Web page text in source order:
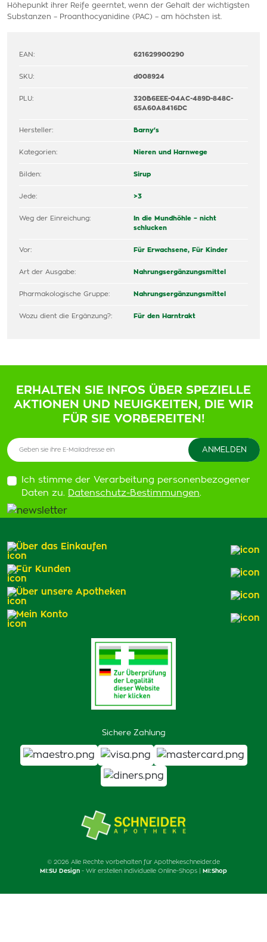
Höhepunkt ihrer Reife geerntet, wenn der Gehalt der wichtigsten
Substanzen – Proanthocyanidine (PAC) – am höchsten ist.
EAN: 621629900290
SKU: d008924
PLU:
320B6EEE-04AC-489D-848C-
65A60A8416DC
Hersteller: Barny's
Kategorien: Nieren und Harnwege
Bilden: Sirup
Jede: >3
Weg der Einreichung:
In die Mundhöhle – nicht
schlucken
Vor: Für Erwachsene, Für Kinder
Art der Ausgabe: Nahrungsergänzungsmittel
Pharmakologische Gruppe: Nahrungsergänzungsmittel
Wozu dient die Ergänzung?: Für den Harntrakt
ERHALTEN SIE INFOS ÜBER SPEZIELLE
AKTIONEN UND NEUIGKEITEN, DIE WIR
FÜR SIE VORBEREITEN!
Ich stimme der Verarbeitung personenbezogener
Daten zu. Datenschutz-Bestimmungen.
Sichere Zahlung
Über das Einkaufen
Für Kunden
Über unsere Apotheken
Mein Konto
© 2026 Alle Rechte vorbehalten für Apothekeschneider.de
MI:SU Design - Wir erstellen individuelle Online-Shops | MI:Shop